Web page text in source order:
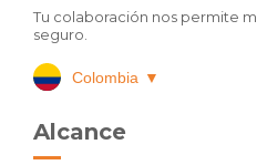
Tu colaboración nos permite
seguro.
Colombia ▼
Alcance